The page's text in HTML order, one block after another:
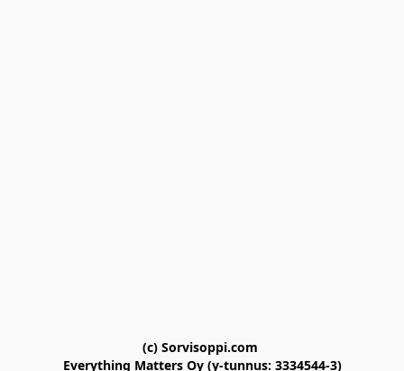
(c) Sorvisoppi.com
Everything Matters Oy (y-tunnus: 3334544-3)